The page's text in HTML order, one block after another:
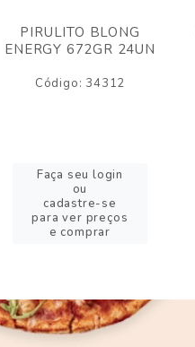
PIRULITO BLONG
ENERGY 672GR 24UN
Código: 34312
Faça seu login
ou
cadastre-se
para ver preços
e comprar